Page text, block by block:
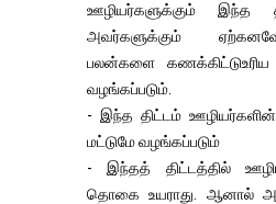
ஊழியர்களுக்கும் இந்த
அவர்களுக்கும்
பலன்களை
வழங்கப்படும்.
- இந்த திட்டம் ஊழியர்களின்
மட்டுமே வழங்கப்படும்
- இந்தத் திட்டத்தில்
தொகை உயராது. ஆனால்